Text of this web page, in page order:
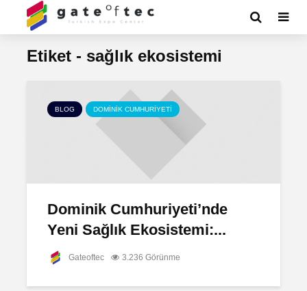
Etiket - sağlık ekosistemi
BLOG DOMINIK CUMHURIYETI
Dominik Cumhuriyeti’nde
Yeni Sağlık Ekosistemi:...
Gateoftec 3.236 Görünme